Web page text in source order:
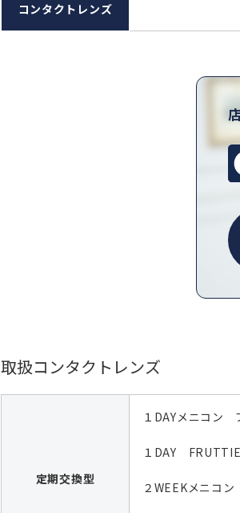
コンタクトレンズ
取扱コンタクトレンズ
定期交換型
１DAYメニコン
１DAY FRUTTIE
２WEEKメニコ